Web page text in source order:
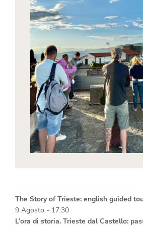
The Story of Trieste: english guided
9 Agosto - 17:30
L’ora di storia. Trieste dal Castello: